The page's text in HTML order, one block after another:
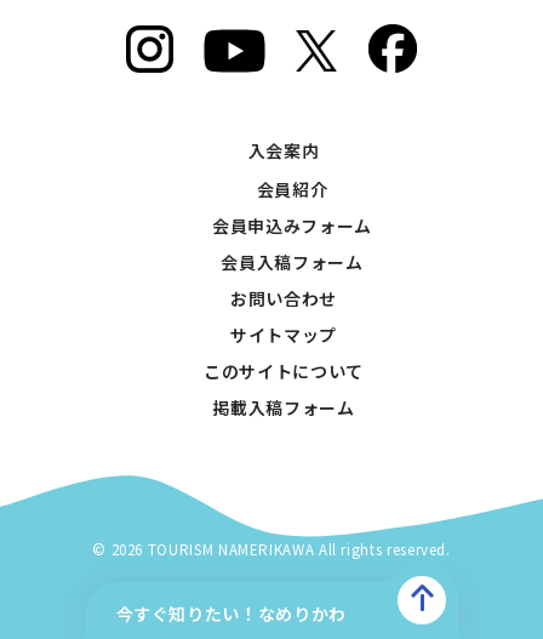
今すぐ知りたい！なめりかわ
入会案内
会員紹介
会員申込みフォーム
会員入稿フォーム
お問い合わせ
サイトマップ
このサイトについて
掲載入稿フォーム
© 2026 TOURISM NAMERIKAWA All rights reserved.